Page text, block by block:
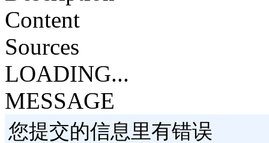
Content
Sources
LOADING...
MESSAGE
您提交的信息里有错误